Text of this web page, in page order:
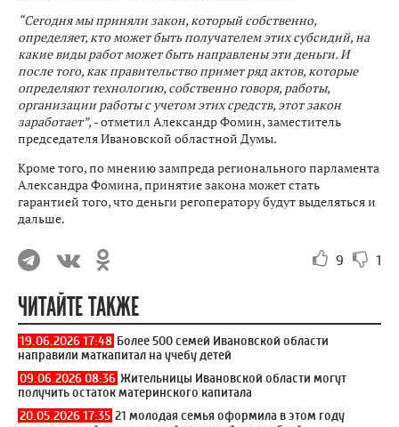
“Сегодня мы приняли закон, который собственно,
определяет, кто может быть получателем этих субсидий, на
какие виды работ может быть направлены эти деньги. И
после того, как правительство примет ряд актов, которые
определяют технологию, собственно говоря, работы,
организации работы с учетом этих средств, этот закон
заработает”, - отметил Александр Фомин, заместитель
председателя Ивановской областной Думы.
Кроме того, по мнению зампреда регионального парламента
Александра Фомина, принятие закона может стать
гарантией того, что деньги регоператору будут выделяться и
дальше.
9 1
ЧИТАЙТЕ ТАКЖЕ
19.06.2026 17:48 Более 500 семей Ивановской области
направили маткапитал на учебу детей
09.06.2026 08:36 Жительницы Ивановской области могут
получить остаток материнского капитала
20.05.2026 17:35 21 молодая семья оформила в этом году